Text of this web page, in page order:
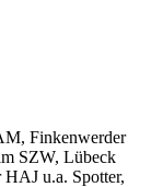
Finkenwerder
SZW, Lübeck
u.a. Spotter,